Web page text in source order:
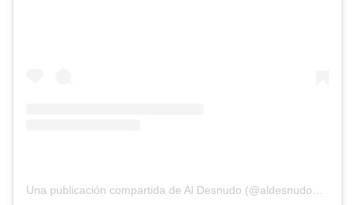
Una publicación compartida de Al Desnudo (@aldesnudonoticias)